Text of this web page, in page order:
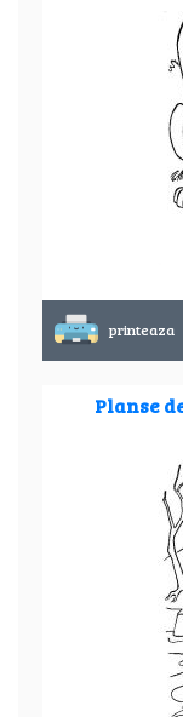
printeaza
Planse